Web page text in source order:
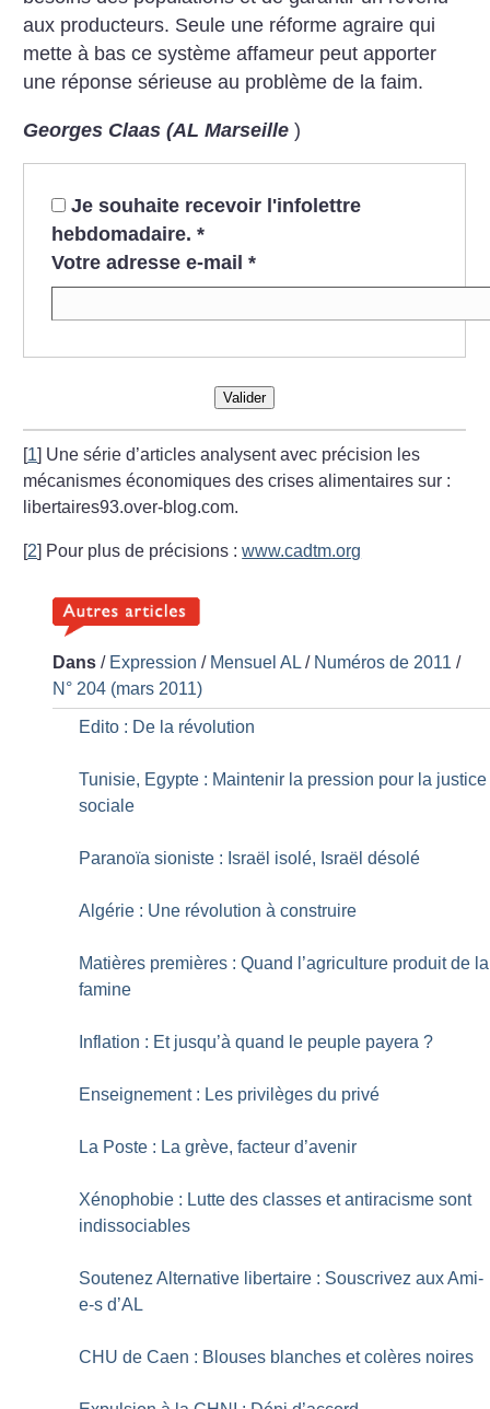
aux producteurs. Seule une réforme agraire qui
mette à bas ce système affameur peut apporter
une réponse sérieuse au problème de la faim.
Georges Claas (AL Marseille )
Je souhaite recevoir l'infolettre
hebdomadaire. *
Votre adresse e-mail *
Valider
[1] Une série d’articles analysent avec précision les
mécanismes économiques des crises alimentaires sur :
libertaires93.over-blog.com.
[2] Pour plus de précisions :www.cadtm.org
Dans / Expression / Mensuel AL / Numéros de 2011 /
N° 204 (mars 2011)
Edito : De la révolution
Tunisie, Egypte : Maintenir la pression pour la justice
sociale
Paranoïa sioniste : Israël isolé, Israël désolé
Algérie : Une révolution à construire
Matières premières : Quand l’agriculture produit de la
famine
Inflation : Et jusqu’à quand le peuple payera ?
Enseignement : Les privilèges du privé
La Poste : La grève, facteur d’avenir
Xénophobie : Lutte des classes et antiracisme sont
indissociables
Soutenez Alternative libertaire : Souscrivez aux Ami-
e-s d’AL
CHU de Caen : Blouses blanches et colères noires